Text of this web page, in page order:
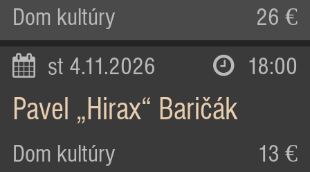
Dom kultúry 26 €
st 4.11.2026 18:00
Pavel „Hirax“ Baričák
Dom kultúry 13 €